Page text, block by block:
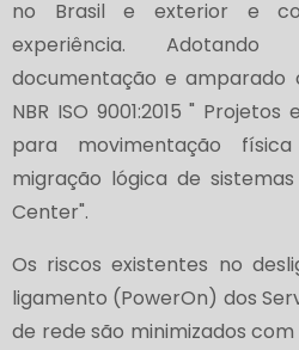
no Brasil e exterior e
experiência.
documentação e amparado
NBR ISO 9001:2015 "
para movimentação
migração lógica de
Center".
Os riscos existentes no
ligamento (PowerOn) dos
de rede são minimizados